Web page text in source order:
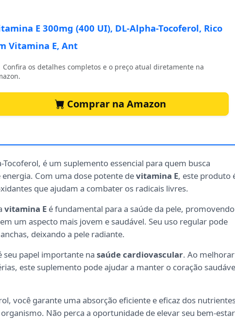
E 300mg (400 UI), DL-Alpha-Tocoferol, Rico
Vitamina E, Ant
Confira os detalhes completos e o preço atual diretamente na
Comprar na Amazon
é um suplemento essencial para quem busca
Com uma dose potente devitamina E, este produto
que ajudam a combater os radicais livres.
vitamina E é fundamental para a saúde da pele,
um aspecto mais jovem e saudável. Seu uso regular pode
deixando a pele radiante.
seu papel importante na saúde cardiovascular. Ao
este suplemento pode ajudar a manter o coração
você garante uma absorção eficiente e eficaz dos
Não perca a oportunidade de elevar seu bem-estar